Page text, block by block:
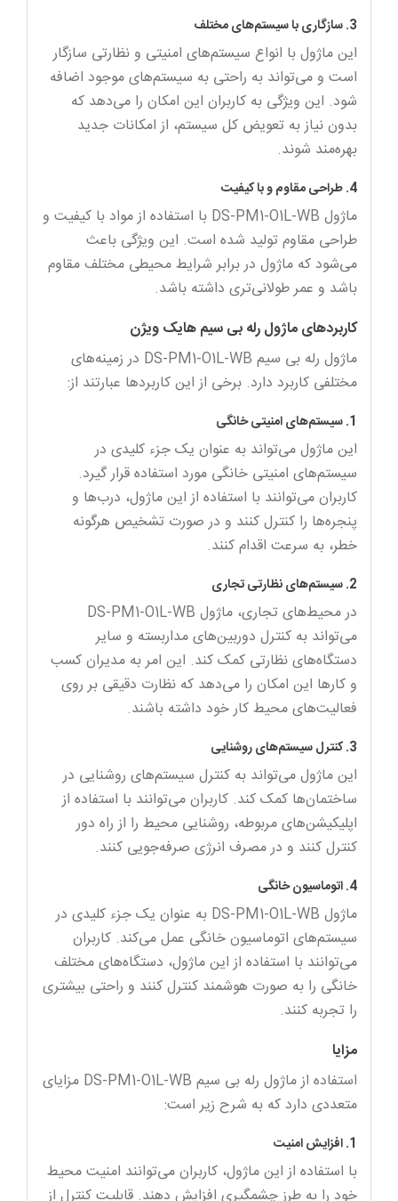
3. سازگاری با سیستم‌های مختلف
این ماژول با انواع سیستم‌های امنیتی و نظارتی سازگار
است و می‌تواند به راحتی به سیستم‌های موجود اضافه
شود. این ویژگی به کاربران این امکان را می‌دهد که
بدون نیاز به تعویض کل سیستم، از امکانات جدید
بهره‌مند شوند.
4. طراحی مقاوم و با کیفیت
ماژول DS-PM1-O1L-WB با استفاده از مواد با کیفیت و
طراحی مقاوم تولید شده است. این ویژگی باعث
می‌شود که ماژول در برابر شرایط محیطی مختلف مقاوم
باشد و عمر طولانی‌تری داشته باشد.
کاربردهای ماژول رله بی سیم هایک ویژن
ماژول رله بی سیم DS-PM1-O1L-WB در زمینه‌های
مختلفی کاربرد دارد. برخی از این کاربردها عبارتند از:
1. سیستم‌های امنیتی خانگی
این ماژول می‌تواند به عنوان یک جزء کلیدی در
سیستم‌های امنیتی خانگی مورد استفاده قرار گیرد.
کاربران می‌توانند با استفاده از این ماژول، درب‌ها و
پنجره‌ها را کنترل کنند و در صورت تشخیص هرگونه
خطر، به سرعت اقدام کنند.
2. سیستم‌های نظارتی تجاری
در محیط‌های تجاری، ماژول DS-PM1-O1L-WB
می‌تواند به کنترل دوربین‌های مداربسته و سایر
دستگاه‌های نظارتی کمک کند. این امر به مدیران کسب
و کارها این امکان را می‌دهد که نظارت دقیقی بر روی
فعالیت‌های محیط کار خود داشته باشند.
3. کنترل سیستم‌های روشنایی
این ماژول می‌تواند به کنترل سیستم‌های روشنایی در
ساختمان‌ها کمک کند. کاربران می‌توانند با استفاده از
اپلیکیشن‌های مربوطه، روشنایی محیط را از راه دور
کنترل کنند و در مصرف انرژی صرفه‌جویی کنند.
4. اتوماسیون خانگی
ماژول DS-PM1-O1L-WB به عنوان یک جزء کلیدی در
سیستم‌های اتوماسیون خانگی عمل می‌کند. کاربران
می‌توانند با استفاده از این ماژول، دستگاه‌های مختلف
خانگی را به صورت هوشمند کنترل کنند و راحتی بیشتری
را تجربه کنند.
مزایا
استفاده از ماژول رله بی سیم DS-PM1-O1L-WB مزایای
متعددی دارد که به شرح زیر است:
1. افزایش امنیت
با استفاده از این ماژول، کاربران می‌توانند امنیت محیط
خود را به طرز چشمگیری افزایش دهند. قابلیت کنترل از